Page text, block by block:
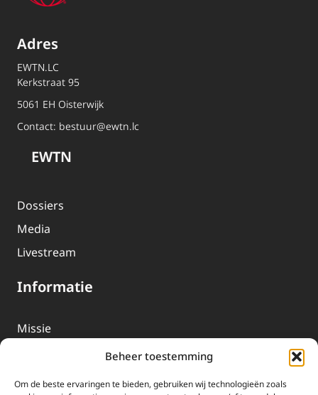
Beheer toestemming
Om de beste ervaringen te bieden, gebruiken wij technologieën zoals
Adres
EWTN.LC
Kerkstraat 95
5061 EH Oisterwijk
Contact: bestuur@ewtn.lc
EWTN
Dossiers
Media
Livestream
Informatie
Missie